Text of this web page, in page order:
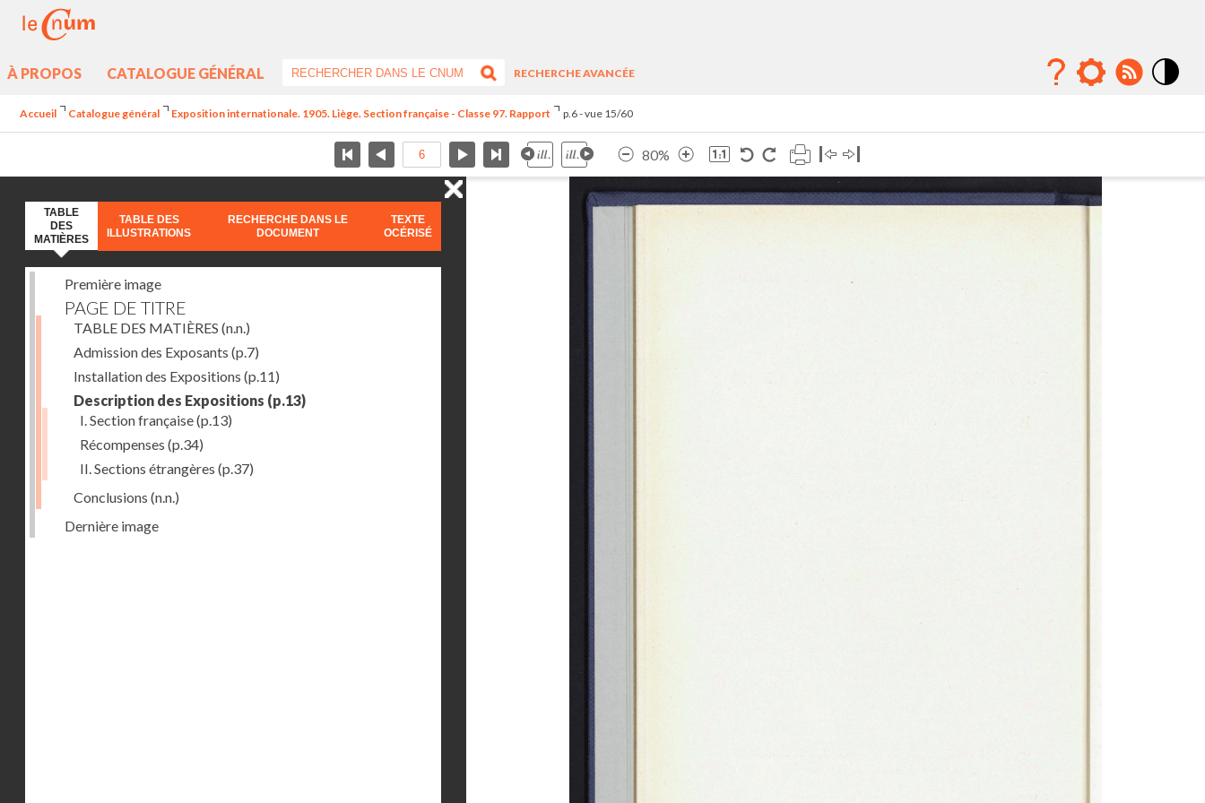
À PROPOS CATALOGUE GÉNÉRAL
RECHERCHE AVANCÉE
Accueil Catalogue général Exposition internationale. 1905. Liège. Section française - Classe 97. Rapport p.6 - vue 15/60
80%
TABLE
DES
MATIÈRES
TABLE DES
ILLUSTRATIONS
RECHERCHE DANS LE
DOCUMENT
TEXTE
OCÉRISÉ
Première image
PAGE DE TITRE
TABLE DES MATIÈRES (n.n.)
Admission des Exposants (p.7)
Installation des Expositions (p.11)
Description des Expositions (p.13)
I. Section française(p.13)
Récompenses (p.34)
II. Sections étrangères (p.37)
Conclusions (n.n.)
Dernière image